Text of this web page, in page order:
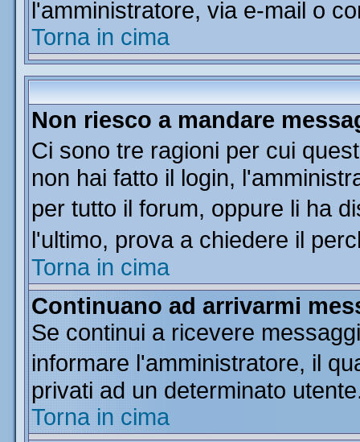
l'amministratore, via e-mail o
Torna in cima
Non riesco a mandare
Ci sono tre ragioni per cui
non hai fatto il login,
per tutto il forum, oppure li ha
l'ultimo, prova a chiedere il
Torna in cima
Continuano ad arrivarmi
Se continui a ricevere
informare l'amministratore, il
privati ad un determinato
Torna in cima